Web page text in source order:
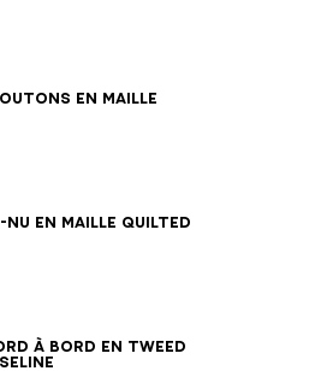
en maille
34 3638404244
nu en maille quilted
343638 4042
à bord en tweed
34363840 424446